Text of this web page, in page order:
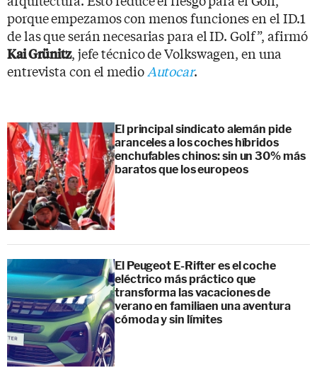
porque empezamos con menos funciones en el ID.1
de las que serán necesarias para el ID. Golf”, afirmó
Kai Grünitz, jefe técnico de Volkswagen, en una
entrevista con el medioAutocar.
El principal sindicato alemán pide
aranceles a los coches híbridos
enchufables chinos: sin un 30% más
baratos que los europeos
El Peugeot E-Rifter es el coche
eléctrico más práctico que
transforma las vacaciones de
verano en familiaen una aventura
cómoda y sin límites